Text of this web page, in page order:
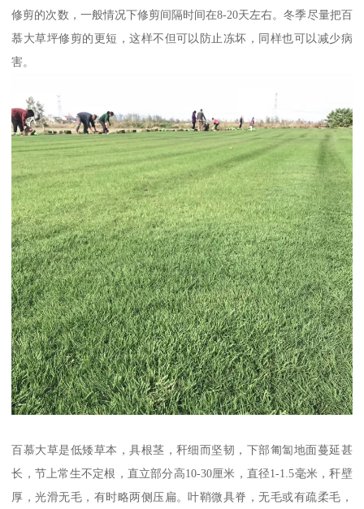
修剪的次数，一般情况下修剪间隔时间在8-20天左右。冬季尽量把百
慕大草坪修剪的更短，这样不但可以防止冻坏，同样也可以减少病
害。
百慕大草是低矮草本，具根茎，秆细而坚韧，下部匍匐地面蔓延甚
长，节上常生不定根，直立部分高10-30厘米，直径1-1.5毫米，秆壁
厚，光滑无毛，有时略两侧压扁。叶鞘微具脊，无毛或有疏柔毛，